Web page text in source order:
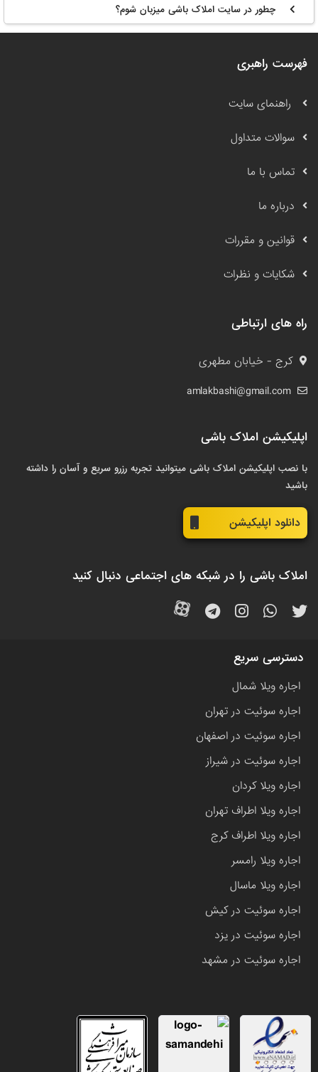
چطور در سایت املاک باشی میزبان شوم؟
فهرست راهبری
راهنمای سایت
سوالات متداول
تماس با ما
درباره ما
قوانین و مقررات
شکایات و نظرات
راه های ارتباطی
کرج - خیابان مطهری
amlakbashi@gmail.com
اپلیکیشن املاک باشی
با نصب اپلیکیشن املاک باشی میتوانید تجربه رزرو سریع و آسان را داشته
باشید
دانلود اپلیکیشن
املاک باشی را در شبکه های اجتماعی دنبال کنید
دسترسی سریع
اجاره ویلا شمال
اجاره سوئیت در تهران
اجاره سوئیت در اصفهان
اجاره سوئیت در شیراز
اجاره ویلا کردان
اجاره ویلا اطراف تهران
اجاره ویلا اطراف کرج
اجاره ویلا رامسر
اجاره ویلا ماسال
اجاره سوئیت در کیش
اجاره سوئیت در یزد
اجاره سوئیت در مشهد